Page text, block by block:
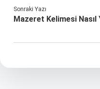
Sonraki Yazı
Mazeret Kelimesi Nasıl